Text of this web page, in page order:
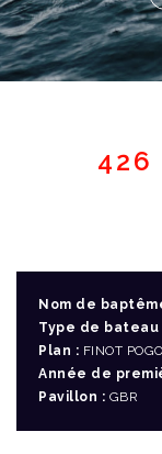
426
Nom de
Type de bateau
Plan : FINOT POGO
Année de
Pavillon : GBR